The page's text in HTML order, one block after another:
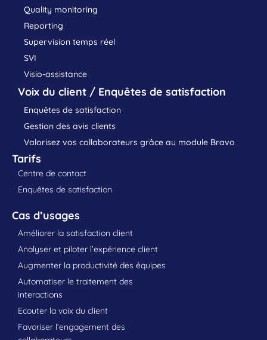
Quality monitoring
Reporting
Supervision temps réel
SVI
Visio-assistance
Voix du client / Enquêtes de satisfaction
Enquêtes de satisfaction
Gestion des avis clients
Valorisez vos collaborateurs grâce au module Bravo
Tarifs
Centre de contact
Enquêtes de satisfaction
Cas d’usages
Améliorer la satisfaction client
Analyser et piloter l’expérience client
Augmenter la productivité des équipes
Automatiser le traitement des
interactions
Ecouter la voix du client
Favoriser l’engagement des